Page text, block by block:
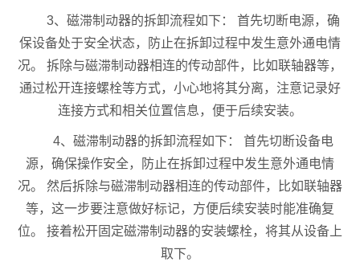
3、磁滞制动器的拆卸流程如下： 首先切断电源，确
保设备处于安全状态，防止在拆卸过程中发生意外通电情
况。 拆除与磁滞制动器相连的传动部件，比如联轴器等，
通过松开连接螺栓等方式，小心地将其分离，注意记录好
连接方式和相关位置信息，便于后续安装。
4、磁滞制动器的拆卸流程如下： 首先切断设备电
源，确保操作安全，防止在拆卸过程中发生意外通电情
况。 然后拆除与磁滞制动器相连的传动部件，比如联轴器
等，这一步要注意做好标记，方便后续安装时能准确复
位。 接着松开固定磁滞制动器的安装螺栓，将其从设备上
取下。